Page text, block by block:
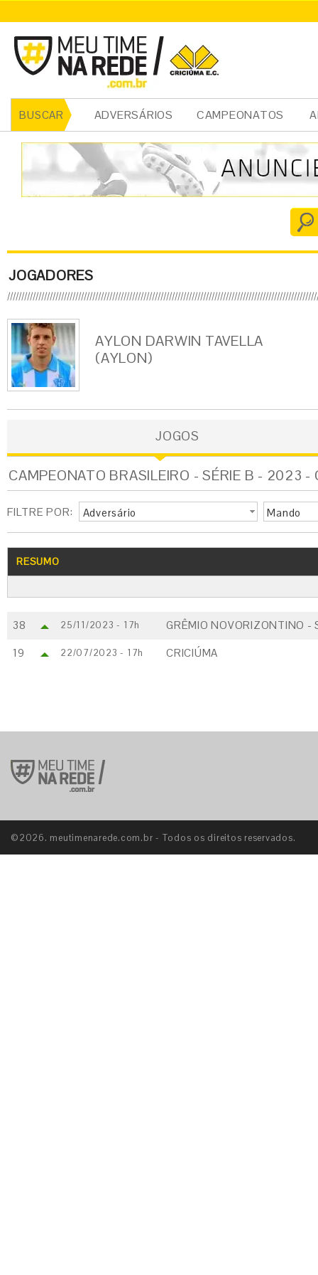
BUSCAR ADVERSÁRIOS CAMPEONATOS
JOGADORES
AYLON DARWIN TAVELLA
(AYLON)
JOGOS
CAMPEONATO BRASILEIRO - SÉRIE B - 2023 -
FILTRE POR: Adversário Mando
RESUMO
38 25/11/2023 - 17h GRÊMIO NOVORIZONTINO -
19 22/07/2023 - 17h CRICIÚMA
©2026. meutimenarede.com.br - Todos os direitos reservados.